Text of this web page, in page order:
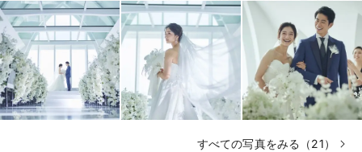
すべての写真をみる（21）